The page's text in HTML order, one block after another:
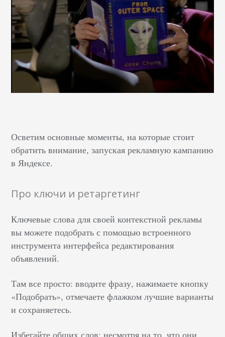
Осветим основные моменты, на которые стоит
обратить внимание, запуская рекламную кампанию
в Яндексе.
Про ключи и ретаргетинг
Ключевые слова для своей контекстной рекламы
вы можете подобрать с помощью встроенного
инструмента интерфейса редактирования
объявлений.
Там все просто: вводите фразу, нажимаете кнопку
«Подобрать», отмечаете флажком лучшие варианты
и сохраняетесь.
Избегайте общих слов: несмотря на то, что они